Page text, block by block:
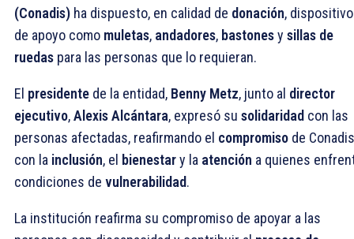
(Conadis) ha dispuesto, en calidad de donación,
de apoyo como muletas, andadores, bastonesy sillas de
ruedas para las personas que lo requieran.
El presidente de la entidad, Benny Metz, junto al director
ejecutivo,Alexis Alcántara, expresó su solidaridad con las
personas afectadas, reafirmando el compromiso de Conadis
con la inclusión, el bienestary la atención a quienes
condiciones de vulnerabilidad.
La institución reafirma su compromiso de apoyar a las